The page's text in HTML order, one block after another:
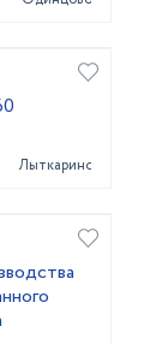
Лыткарино